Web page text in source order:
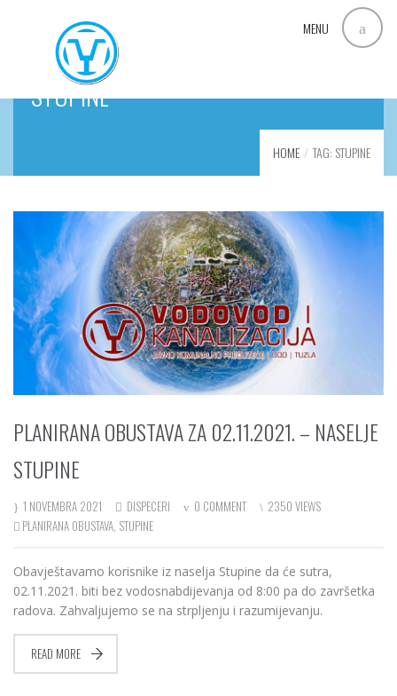
MENU
STUPINE
HOME TAG: STUPINE
PLANIRANA OBUSTAVA ZA 02.11.2021. – NASELJE
STUPINE
1 NOVEMBRA 2021 DISPECERI 0 COMMENT
2350 VIEWS
PLANIRANA OBUSTAVA STUPINE
Obavještavamo korisnike iz naselja Stupine da će sutra,
02.11.2021. biti bez vodosnabdijevanja od 8:00 pa do završetka
radova. Zahvaljujemo se na strpljenju i razumijevanju.
READ MORE